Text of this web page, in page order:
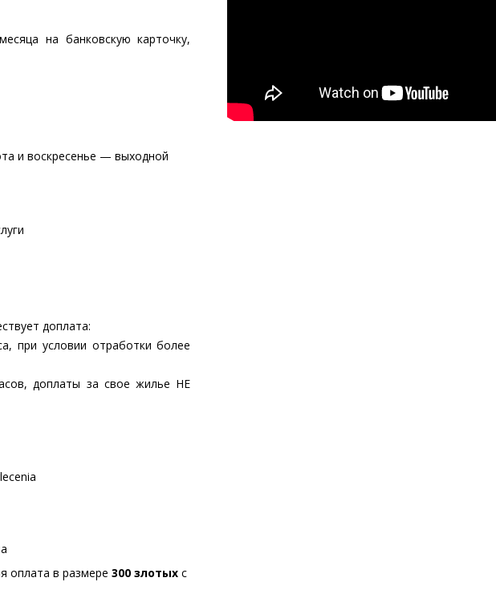
на банковскую карточку,
и воскресенье — выходной
доплата:
при условии отработки более
доплаты за свое жилье НЕ
оплата в размере 300 злотых с